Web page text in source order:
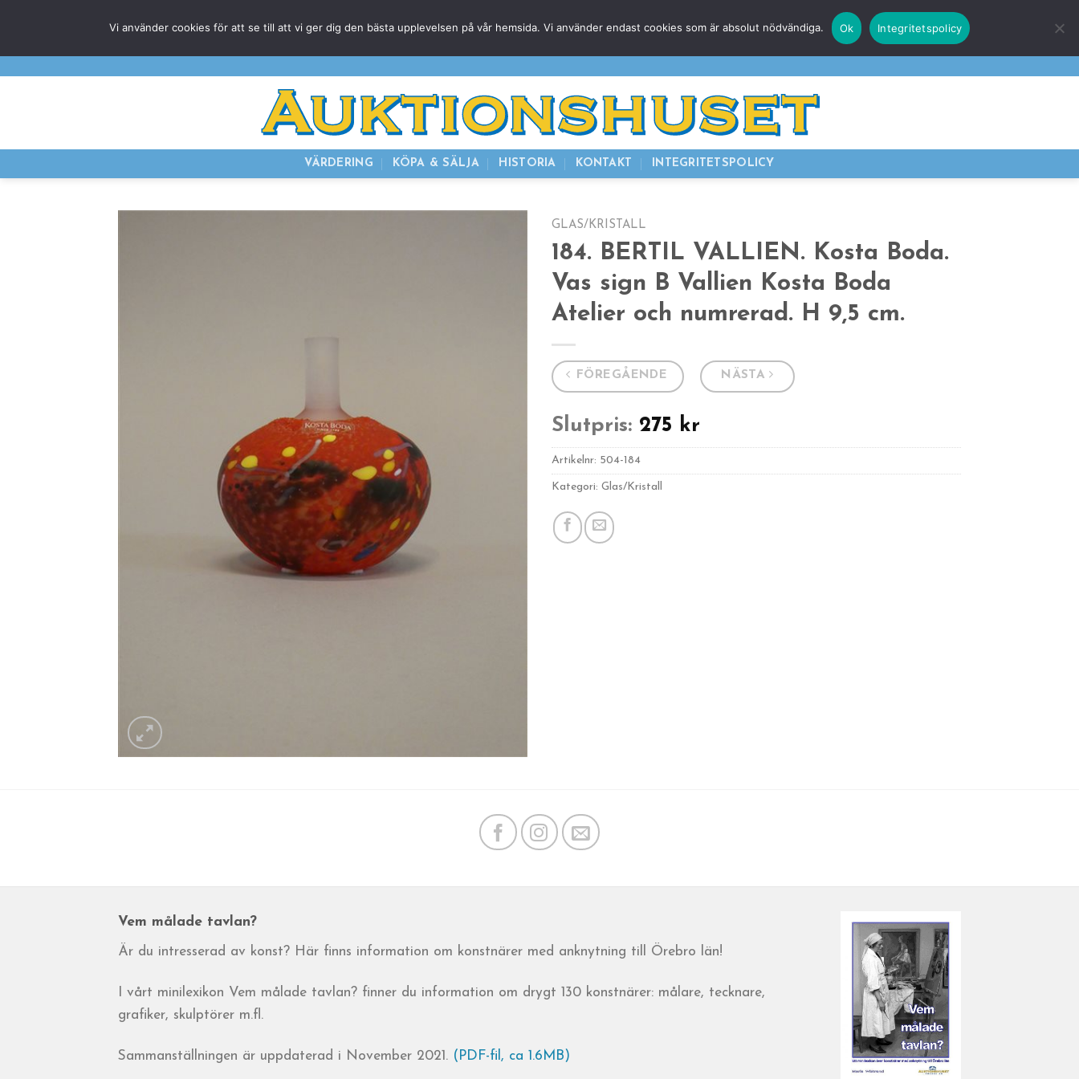
content
NUVARANDE AUKTION LOGGA IN
VÄRDERING KÖPA & SÄLJA HISTORIA KONTAKT INTEGRITETSPOLICY
GLAS/KRISTALL
184. BERTIL VALLIEN. Kosta Boda.
Vas sign B Vallien Kosta Boda
Atelier och numrerad. H 9,5 cm.
FÖREGÅENDE NÄSTA
Slutpris: 275 kr
Artikelnr: 504-184
Kategori: Glas/Kristall
Vem målade tavlan?
Är du intresserad av konst? Här finns information om konstnärer med anknytning till Örebro län!
I vårt minilexikon Vem målade tavlan? finner du information om drygt 130 konstnärer: målare, tecknare,
grafiker, skulptörer m.fl.
Sammanställningen är uppdaterad i November 2021. (PDF-fil, ca 1.6MB)
Vi använder cookies för att se till att vi ger dig den bästa upplevelsen på vår hemsida. Vi använder endast cookies som är absolut nödvändiga. Ok Integritetspolicy